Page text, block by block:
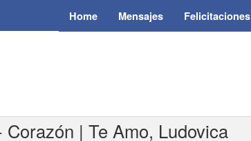
Home Mensajes Felicitaciones
| Te Amo, Ludovica